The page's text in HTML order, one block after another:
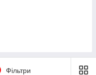
Фільтри